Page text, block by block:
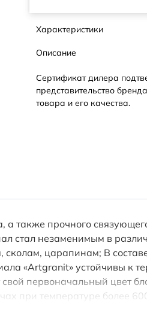
Характеристики
Описание
Сертификат дилера
представительство
товара и его качества.
а также прочного
незаменимым в
царапинам; В
«Artgranit» устойчивы к
первоначальный цвет
при температуре более
отдельно); • сифон.